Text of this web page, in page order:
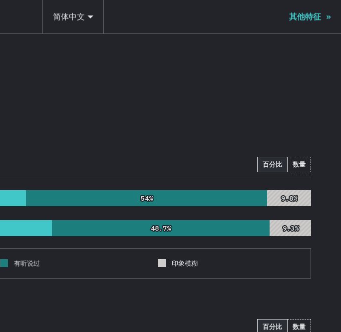
简体中文 其他特征 »
百分比 数量
54%
54% 9.8%
9.8%
48.7%
48.7% 9.3%
9.3%
有听说过 印象模糊
百分比 数量